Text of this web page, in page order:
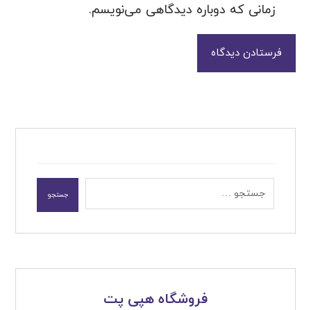
زمانی که دوباره دیدگاهی می‌نویسم.
فرستادن دیدگاه
جستجو
فروشگاه هپی پت